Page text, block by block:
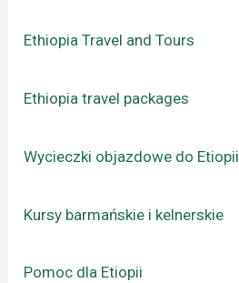
Ethiopia Travel and Tours
Ethiopia travel packages
Wycieczki objazdowe do Etiopii
Kursy barmańskie i kelnerskie
Pomoc dla Etiopii